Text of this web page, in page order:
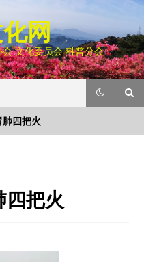
网
文化委员会 科普分会
四把火
四把火